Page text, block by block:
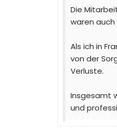
Die
waren
Als ich in
von der
Verluste.
Insgesamt
und